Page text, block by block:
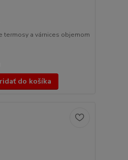
termosy a várnices objemom
do košíka